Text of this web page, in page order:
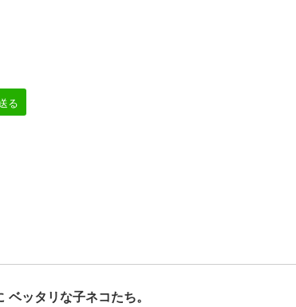
る
ッタリな子ネコたち。